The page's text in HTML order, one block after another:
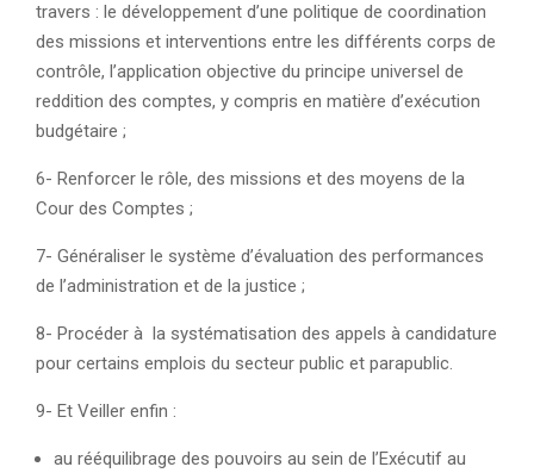
travers : le développement d’une politique de coordination
des missions et interventions entre les différents corps de
contrôle, l’application objective du principe universel de
reddition des comptes, y compris en matière d’exécution
budgétaire ;
6- Renforcer le rôle, des missions et des moyens de la
Cour des Comptes ;
7- Généraliser le système d’évaluation des performances
de l’administration et de la justice ;
8- Procéder à la systématisation des appels à candidature
pour certains emplois du secteur public et parapublic.
9- Et Veiller enfin :
au rééquilibrage des pouvoirs au sein de l’Exécutif au